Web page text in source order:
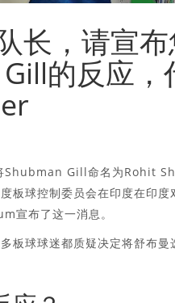
长，请宣
的反应
Shubman Gill命名为Rohit
球控制委员会在印度在印度
布了这一消息。
板球球迷都质疑决定将舒布